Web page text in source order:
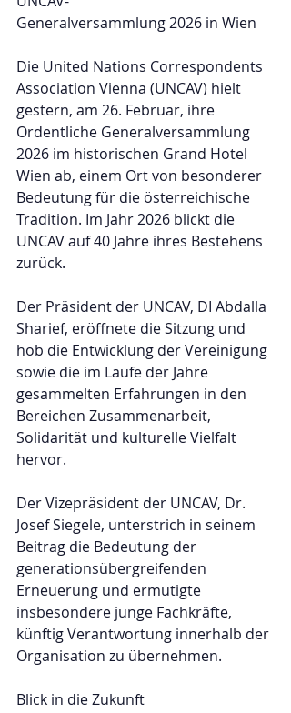
Generalversammlung 2026 in Wien
Die United Nations Correspondents
Association Vienna (UNCAV) hielt
gestern, am 26. Februar, ihre
Ordentliche Generalversammlung
2026 im historischen Grand Hotel
Wien ab, einem Ort von besonderer
Bedeutung für die österreichische
Tradition. Im Jahr 2026 blickt die
UNCAV auf 40 Jahre ihres Bestehens
zurück.
Der Präsident der UNCAV, DI Abdalla
Sharief, eröffnete die Sitzung und
hob die Entwicklung der Vereinigung
sowie die im Laufe der Jahre
gesammelten Erfahrungen in den
Bereichen Zusammenarbeit,
Solidarität und kulturelle Vielfalt
hervor.
Der Vizepräsident der UNCAV, Dr.
Josef Siegele, unterstrich in seinem
Beitrag die Bedeutung der
generationsübergreifenden
Erneuerung und ermutigte
insbesondere junge Fachkräfte,
künftig Verantwortung innerhalb der
Organisation zu übernehmen.
Blick in die Zukunft